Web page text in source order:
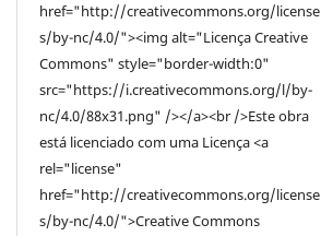
href="http://creativecommons.org/license
s/by-nc/4.0/"><img alt="Licença Creative
Commons" style="border-width:0"
src="https://i.creativecommons.org/l/by-
nc/4.0/88x31.png" /></a><br />Este obra
está licenciado com uma Licença <a
rel="license"
href="http://creativecommons.org/license
s/by-nc/4.0/">Creative Commons